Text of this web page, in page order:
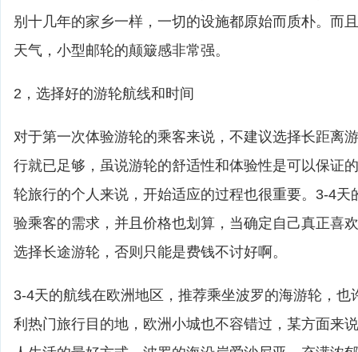
别十几年的家乡一样，一切的设施都原始而质朴。而
天气，小型邮轮的颠簸感非常强。
2，选择好的游轮航线和时间
对于第一次体验游轮的乘客来说，不建议选择长距离
行就已足够，虽说游轮的舒适性和体验性是可以保证
轮旅行的个人来说，开始适应的过程也很重要。3-4天
验乘客的需求，并且价格也划算，当确定自己真正喜
选择长途游轮，否则只能是费钱不讨好啊。
3-4天的航线在欧洲地区，推荐乘坐波罗的海游轮，也
利热门旅行目的地，欧洲小城也不容错过，某方面来